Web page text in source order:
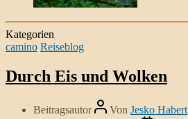
Kategorien
camino Reiseblog
Durch Eis und Wolken
Beitragsautor Von Jesko Habert